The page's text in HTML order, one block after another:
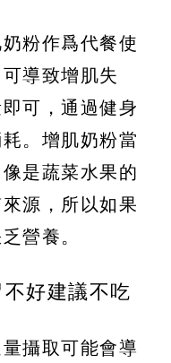
粉作爲代餐使
導致增肌失
可，通過健身
。增肌奶粉當
是蔬菜水果的
源，所以如果
營養。
好建議不吃
攝取可能會導